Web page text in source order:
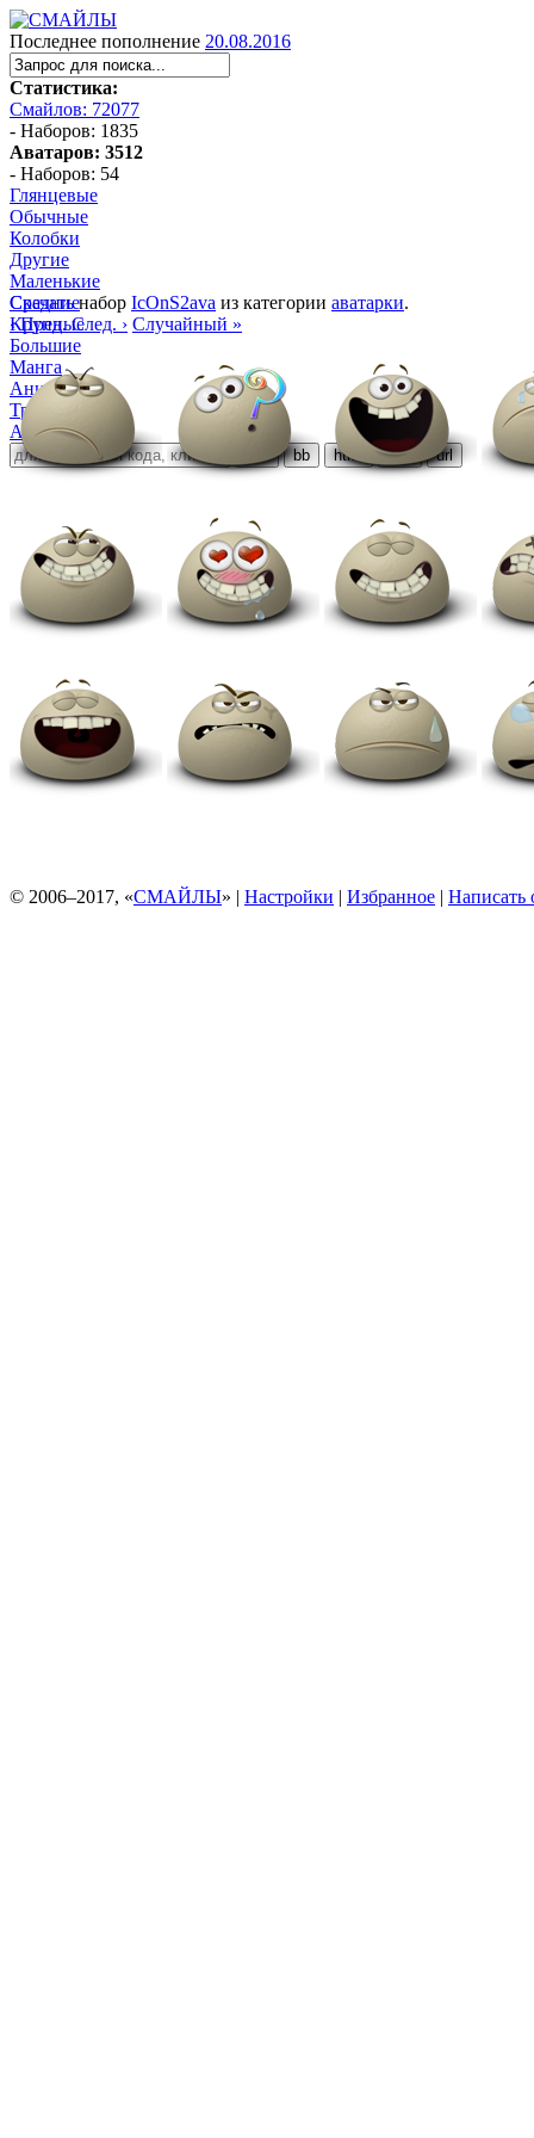
Последнее пополнение 20.08.2016
Статистика:
Смайлов: 72077
- Наборов: 1835
Аватаров: 3512
- Наборов: 54
Глянцевые
Обычные
Колобки
Другие
Маленькие
Средние
Крупные
Большие
Манга
Аниме
Трёхмерные
Алфавитные
ubb bb html ezd url
Скачатьнабор IcOnS2ava из категории аватарки.
‹ Пред. След. › Случайный »
© 2006–2017, «СМАЙЛЫ» | Настройки | Избранное | Написать